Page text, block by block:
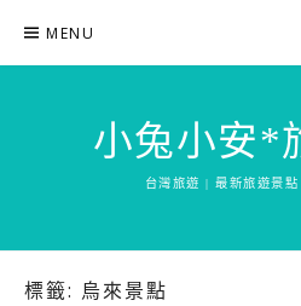
content
MENU
小兔小安*
台灣旅遊 | 最新旅遊景
標籤: 烏來景點